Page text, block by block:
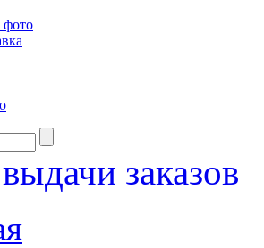
фото
заказов